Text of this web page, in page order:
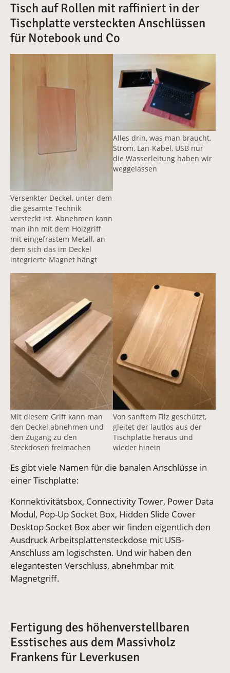
Tisch auf Rollen mit raffiniert in der
Tischplatte versteckten Anschlüssen
für Notebook und Co
Vergrößerte Version anzeigen für Connecting Box im
Versenkter Deckel, unter dem
die gesamte Technik
versteckt ist. Abnehmen kann
man ihn mit dem Holzgriff
mit eingefrästem Metall, an
dem sich das im Deckel
integrierte Magnet hängt
Vergrößerte Version
Alles drin, was man braucht,
Strom, Lan-Kabel, USB nur
die Wasserleitung haben wir
weggelassen
Vergrößerte Version anzeigen für Connecting Box im
Mit diesem Griff kann man
den Deckel abnehmen und
den Zugang zu den
Steckdosen freimachen
Vergrößerte Version
Von sanftem Filz geschützt,
gleitet der lautlos aus der
Tischplatte heraus und
wieder hinein
Es gibt viele Namen für die banalen Anschlüsse in
einer Tischplatte:
Konnektivitätsbox, Connectivity Tower, Power Data
Modul, Pop-Up Socket Box, Hidden Slide Cover
Desktop Socket Box aber wir finden eigentlich den
Ausdruck Arbeitsplattensteckdose mit USB-
Anschluss am logischsten. Und wir haben den
elegantesten Verschluss, abnehmbar mit
Magnetgriff.
Fertigung des höhenverstellbaren
Esstisches aus dem Massivholz
Frankens für Leverkusen